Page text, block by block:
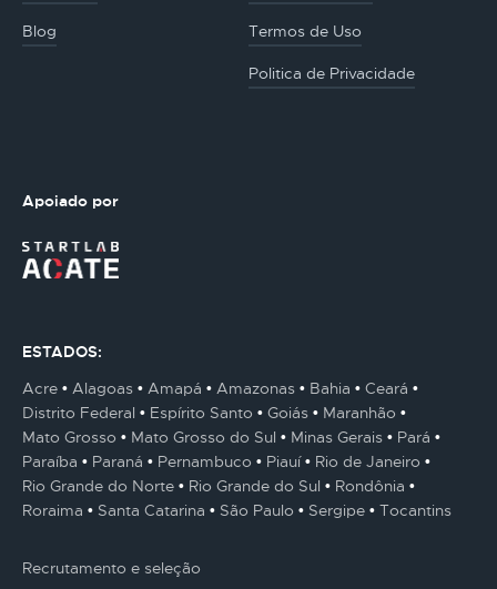
Blog Termos de Uso
Politica de Privacidade
Apoiado por
ESTADOS:
Acre
Alagoas Amapá Amazonas Bahia
Ceará
Distrito Federal
Espírito Santo Goiás
Maranhão
Mato Grosso
Mato Grosso do Sul Minas Gerais
Pará
Paraíba
Paraná Pernambuco Piauí
Rio de Janeiro
Rio Grande do Norte
Rio Grande do Sul
Rondônia
Roraima
Santa Catarina São Paulo Sergipe Tocantins
Recrutamento e seleção